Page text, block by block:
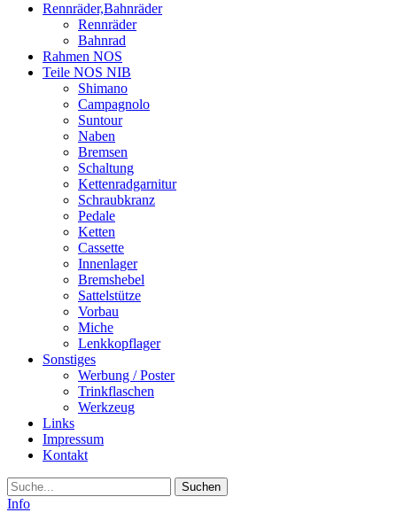
Rennräder,Bahnräder
Rennräder
Bahnrad
Rahmen NOS
Teile NOS NIB
Shimano
Campagnolo
Suntour
Naben
Bremsen
Schaltung
Kettenradgarnitur
Schraubkranz
Pedale
Ketten
Cassette
Innenlager
Bremshebel
Sattelstütze
Vorbau
Miche
Lenkkopflager
Sonstiges
Werbung / Poster
Trinkflaschen
Werkzeug
Links
Impressum
Kontakt
Suche
Info